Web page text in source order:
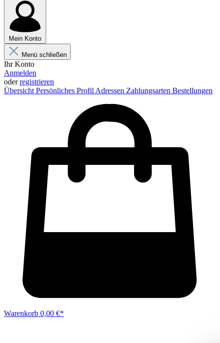
Mein Konto
Menü schließen
Ihr Konto
Anmelden
oderregistrieren
Übersicht Persönliches Profil Adressen Zahlungsarten Bestellungen
Warenkorb 0,00 €*